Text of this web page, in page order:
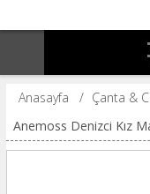
Anasayfa / Çanta &
Anemoss Denizci Kız